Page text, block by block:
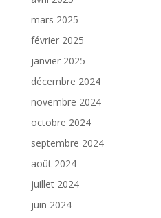
mars 2025
février 2025
janvier 2025
décembre 2024
novembre 2024
octobre 2024
septembre 2024
août 2024
juillet 2024
juin 2024